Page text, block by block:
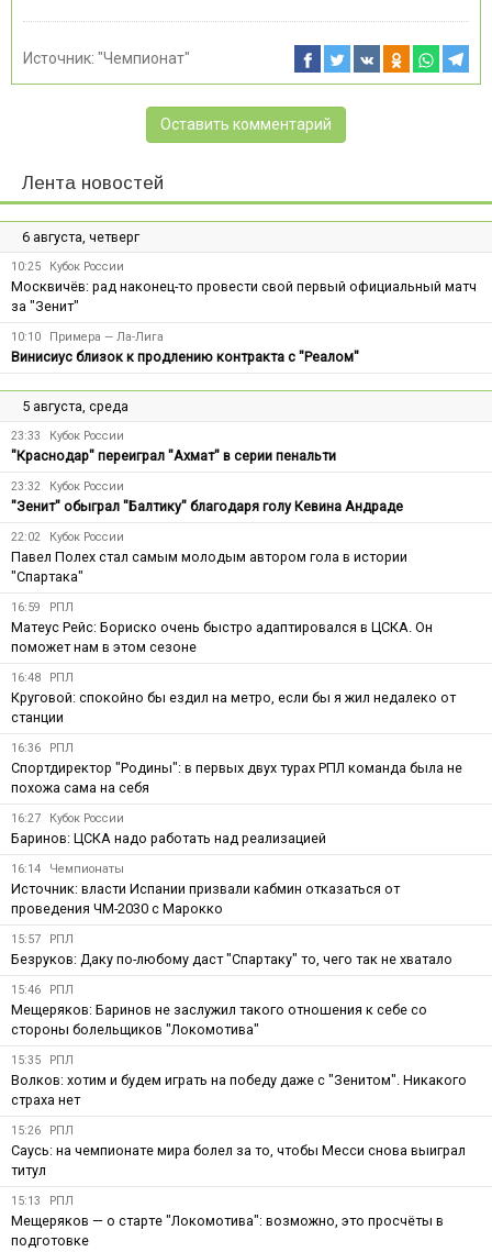
Источник: "Чемпионат"
Оставить комментарий
Лента новостей
6 августа, четверг
10:25 Кубок России
Москвичёв: рад наконец-то провести свой первый официальный матч
за "Зенит"
10:10 Примера — Ла-Лига
Винисиус близок к продлению контракта с "Реалом"
5 августа, среда
23:33 Кубок России
"Краснодар" переиграл "Ахмат" в серии пенальти
23:32 Кубок России
"Зенит" обыграл "Балтику" благодаря голу Кевина Андраде
22:02 Кубок России
Павел Полех стал самым молодым автором гола в истории
"Спартака"
16:59 РПЛ
Матеус Рейс: Бориско очень быстро адаптировался в ЦСКА. Он
поможет нам в этом сезоне
16:48 РПЛ
Круговой: спокойно бы ездил на метро, если бы я жил недалеко от
станции
16:36 РПЛ
Спортдиректор "Родины": в первых двух турах РПЛ команда была не
похожа сама на себя
16:27 Кубок России
Баринов: ЦСКА надо работать над реализацией
16:14 Чемпионаты
Источник: власти Испании призвали кабмин отказаться от
проведения ЧМ-2030 с Марокко
15:57 РПЛ
Безруков: Даку по-любому даст "Спартаку" то, чего так не хватало
15:46 РПЛ
Мещеряков: Баринов не заслужил такого отношения к себе со
стороны болельщиков "Локомотива"
15:35 РПЛ
Волков: хотим и будем играть на победу даже с "Зенитом". Никакого
страха нет
15:26 РПЛ
Саусь: на чемпионате мира болел за то, чтобы Месси снова выиграл
титул
15:13 РПЛ
Мещеряков — о старте "Локомотива": возможно, это просчёты в
подготовке